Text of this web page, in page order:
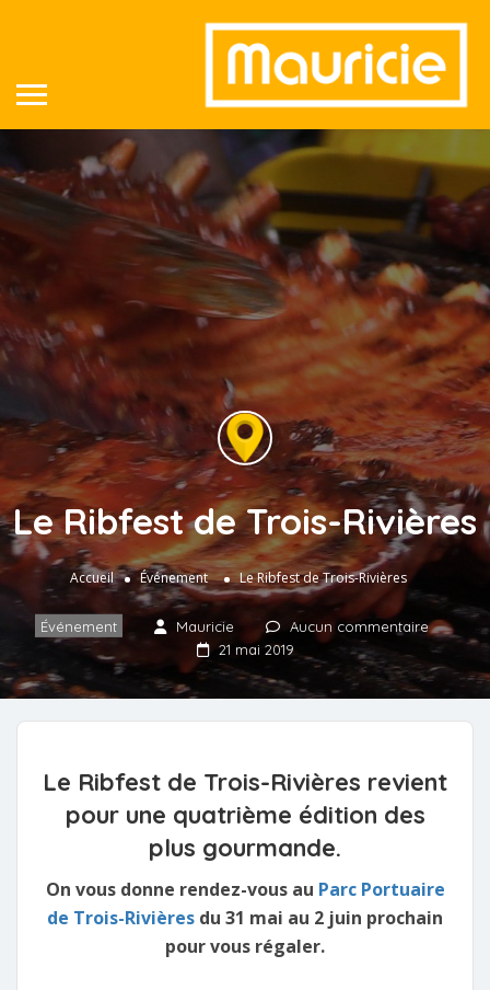
Le Ribfest de Trois-Rivières
Accueil Événement Le Ribfest de Trois-Rivières
Événement Mauricie
Aucun commentaire
21 mai 2019
Le Ribfest de Trois-Rivières revient
pour une quatrième édition des
plus gourmande.
On vous donne rendez-vous au Parc Portuaire
de Trois-Rivières du 31 mai au 2 juin prochain
pour vous régaler.